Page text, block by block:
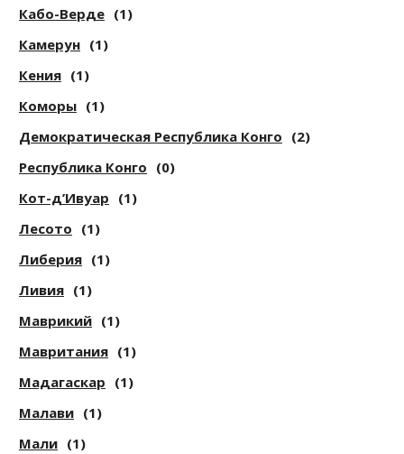
Кабо-Верде (1)
Камерун (1)
Кения (1)
Коморы (1)
Демократическая Республика Конго (2)
Республика Конго (0)
Кот-д’Ивуар (1)
Лесото (1)
Либерия (1)
Ливия (1)
Маврикий (1)
Мавритания (1)
Мадагаскар (1)
Малави (1)
Мали (1)